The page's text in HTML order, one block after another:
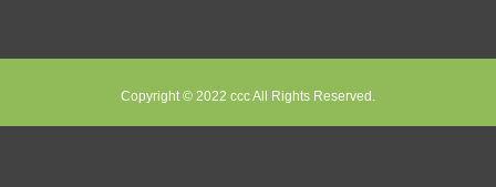
Copyright © 2022 ccc All Rights Reserved.